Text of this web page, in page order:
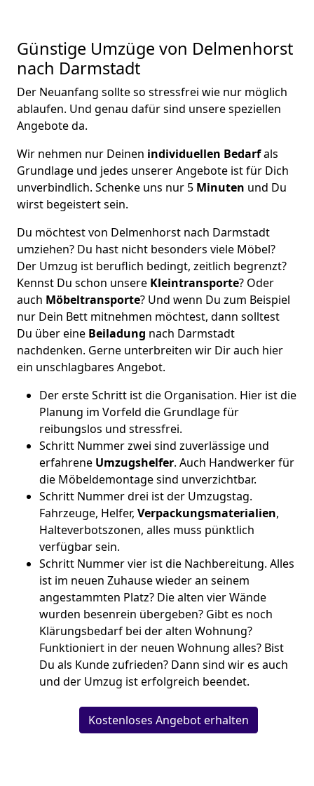
Günstige Umzüge von Delmenhorst
nach Darmstadt
Der Neuanfang sollte so stressfrei wie nur möglich
ablaufen. Und genau dafür sind unsere speziellen
Angebote da.
Wir nehmen nur Deinen individuellen Bedarfals
Grundlage und jedes unserer Angebote ist für Dich
unverbindlich. Schenke uns nur 5 Minuten und Du
wirst begeistert sein.
Du möchtest von Delmenhorst nach Darmstadt
umziehen? Du hast nicht besonders viele Möbel?
Der Umzug ist beruflich bedingt, zeitlich begrenzt?
Kennst Du schon unsere Kleintransporte? Oder
auch Möbeltransporte? Und wenn Du zum Beispiel
nur Dein Bett mitnehmen möchtest, dann solltest
Du über eine Beiladung nach Darmstadt
nachdenken. Gerne unterbreiten wir Dir auch hier
ein unschlagbares Angebot.
Der erste Schritt ist die Organisation. Hier ist die
Planung im Vorfeld die Grundlage für
reibungslos und stressfrei.
Schritt Nummer zwei sind zuverlässige und
erfahrene Umzugshelfer. Auch Handwerker für
die Möbeldemontage sind unverzichtbar.
Schritt Nummer drei ist der Umzugstag.
Fahrzeuge, Helfer, Verpackungsmaterialien,
Halteverbotszonen, alles muss pünktlich
verfügbar sein.
Schritt Nummer vier ist die Nachbereitung. Alles
ist im neuen Zuhause wieder an seinem
angestammten Platz? Die alten vier Wände
wurden besenrein übergeben? Gibt es noch
Klärungsbedarf bei der alten Wohnung?
Funktioniert in der neuen Wohnung alles? Bist
Du als Kunde zufrieden? Dann sind wir es auch
und der Umzug ist erfolgreich beendet.
Kostenloses Angebot erhalten